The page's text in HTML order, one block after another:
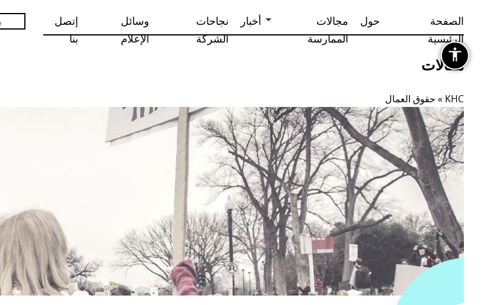
الصفحة
الرئيسية
حول
مجالات
الممارسة
أخبار
نجاحات
الشركة
وسائل
الإعلام
إتصل
بنا
مقالات
KHC
» حقوق العمال